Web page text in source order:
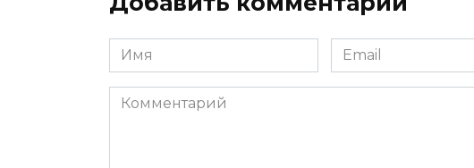
Имя
*
Email
*
Комментарий